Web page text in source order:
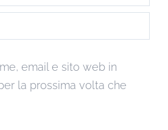
email e sito web in
la prossima volta che